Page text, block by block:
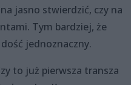
jasno stwierdzić, czy na
Tym bardziej, że
jednoznaczny.
to już pierwsza transza